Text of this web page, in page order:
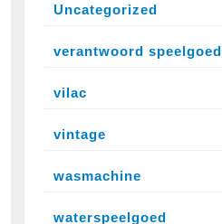
Uncategorized
verantwoord speelgoed
vilac
vintage
wasmachine
waterspeelgoed